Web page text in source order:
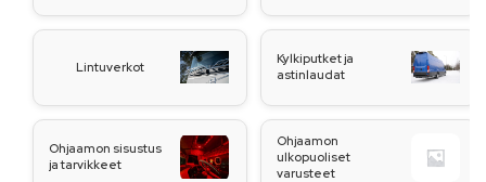
Lintuverkot
Kylkiputket ja
astinlaudat
Ohjaamon sisustus
ja tarvikkeet
Ohjaamon
ulkopuoliset
varusteet